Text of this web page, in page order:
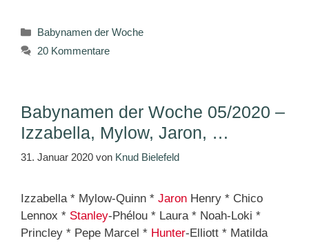
Kategorien
Babynamen der Woche
20 Kommentare
Babynamen der Woche 05/2020 –
Izzabella, Mylow, Jaron, …
31. Januar 2020 von Knud Bielefeld
Izzabella * Mylow-Quinn * Jaron Henry * Chico
Lennox * Stanley-Phélou * Laura * Noah-Loki *
Princley * Pepe Marcel * Hunter-Elliott * Matilda